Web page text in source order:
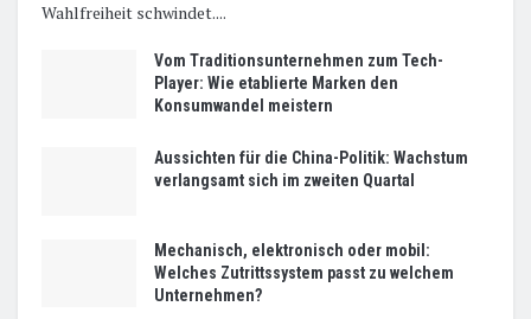
Wahlfreiheit schwindet....
Vom Traditionsunternehmen zum Tech-
Player: Wie etablierte Marken den
Konsumwandel meistern
Aussichten für die China-Politik: Wachstum
verlangsamt sich im zweiten Quartal
Mechanisch, elektronisch oder mobil:
Welches Zutrittssystem passt zu welchem
Unternehmen?